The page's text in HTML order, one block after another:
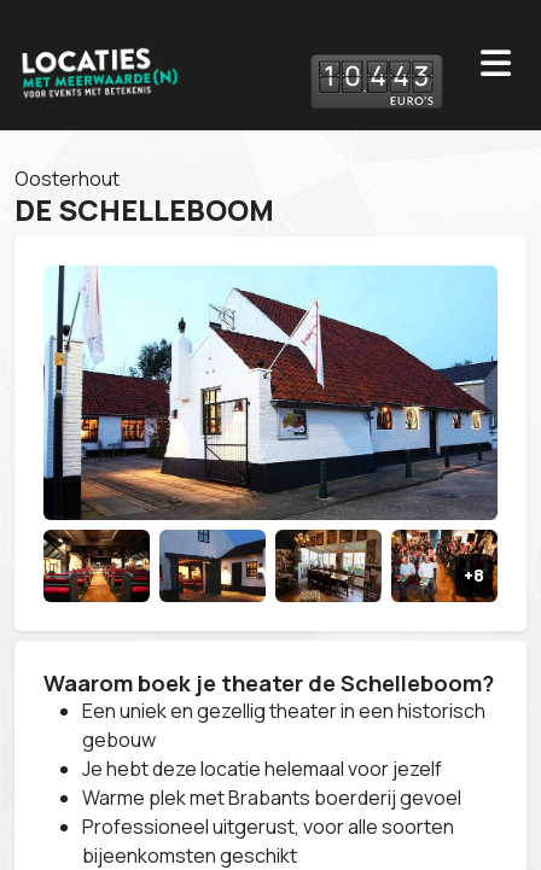
10 443
Oosterhout
DE SCHELLEBOOM
Waarom boek je theater de Schelleboom?
Een uniek en gezellig theater in een historisch
gebouw
Je hebt deze locatie helemaal voor jezelf
Warme plek met Brabants boerderij gevoel
Professioneel uitgerust, voor alle soorten
bijeenkomsten geschikt